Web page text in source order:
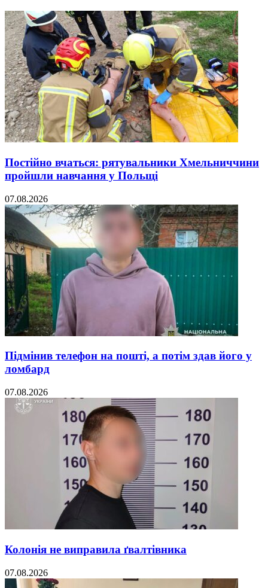
Постійно вчаться: рятувальники Хмельниччини
пройшли навчання у Польщі
07.08.2026
Підмінив телефон на пошті, а потім здав його у
ломбард
07.08.2026
Колонія не виправила ґвалтівника
07.08.2026